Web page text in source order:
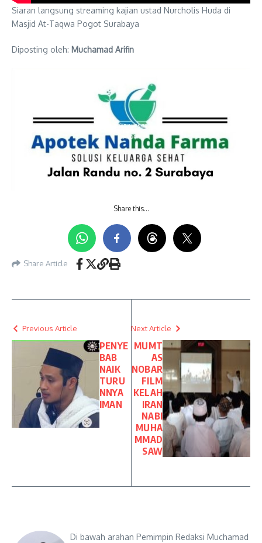
Siaran langsung streaming kajian ustad Nurcholis Huda di
Masjid At-Taqwa Pogot Surabaya
Diposting oleh: Muchamad Arifin
Share this…
Share Article
Previous Article
PENYE
BAB
NAIK
TURU
NNYA
IMAN
Next Article
MUMT
AS
NOBAR
FILM
KELAH
IRAN
NABI
MUHA
MMAD
SAW
Di bawah arahan Pemimpin Redaksi Muchamad